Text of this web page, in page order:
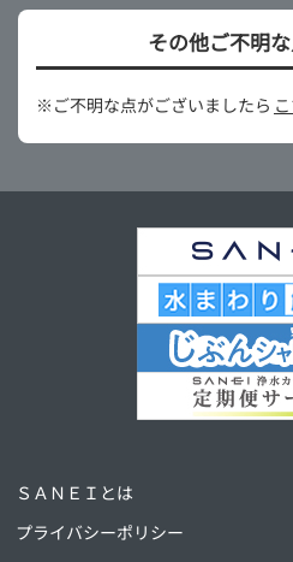
その他ご不明
※ご不明な点がございましたら
ＳＡＮＥＩとは
プライバシーポリシー